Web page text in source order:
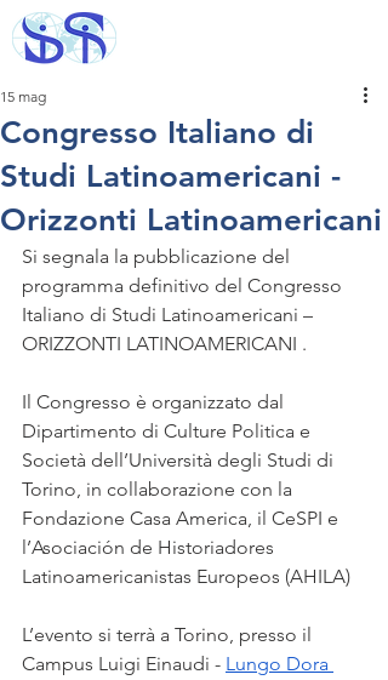
Congresso Italiano di
Studi Latinoamericani -
Orizzonti Latinoamericani
15 mag
Si segnala la pubblicazione del
programma definitivo del Congresso
Italiano di Studi Latinoamericani –
ORIZZONTI LATINOAMERICANI .
Il Congresso è organizzato dal
Dipartimento di Culture Politica e
Società dell’Università degli Studi di
Torino, in collaborazione con la
Fondazione Casa America, il CeSPI e
l’Asociación de Historiadores
Latinoamericanistas Europeos (AHILA)
L’evento si terrà a Torino, presso il
Campus Luigi Einaudi - Lungo Dora